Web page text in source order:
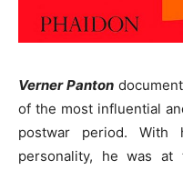
Verner Panton
of the most influential
postwar period. With
personality, he was